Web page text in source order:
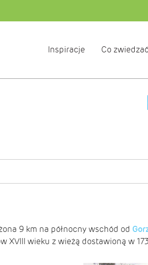
Inspiracje Co zwiedzać
9 km na północny wschód od
XVIII wieku z wieżą dostawioną w